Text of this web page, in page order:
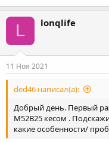
L lonqlife
11 Ноя 2021
ded46 написал(а):
Добрый день. Первый
M52B25 кесом .
какие особенности/